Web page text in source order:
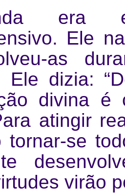
era
Ele
as
Ele dizia:
divina é
atingir
tornar-se
virão